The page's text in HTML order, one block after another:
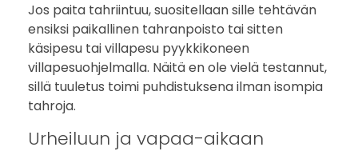
Jos paita tahriintuu, suositellaan sille tehtävän
ensiksi paikallinen tahranpoisto tai sitten
käsipesu tai villapesu pyykkikoneen
villapesuohjelmalla. Näitä en ole vielä testannut,
sillä tuuletus toimi puhdistuksena ilman isompia
tahroja.
Urheiluun ja vapaa-aikaan